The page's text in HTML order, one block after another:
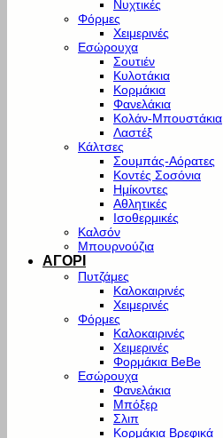
Νυχτικές
Φόρμες
Χειμερινές
Εσώρουχα
Σουτιέν
Κυλοτάκια
Κορμάκια
Φανελάκια
Κολάν-Μπουστάκια
Λαστέξ
Κάλτσες
Σουμπάς-Αόρατες
Κοντές Σοσόνια
Ημίκοντες
Αθλητικές
Ισοθερμικές
Καλσόν
Μπουρνούζια
ΑΓΟΡΙ
Πυτζάμες
Καλοκαιρινές
Χειμερινές
Φόρμες
Καλοκαιρινές
Χειμερινές
Φορμάκια BeBe
Εσώρουχα
Φανελάκια
Μπόξερ
Σλιπ
Κορμάκια Βρεφικά